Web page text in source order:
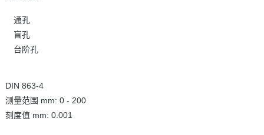
通孔
盲孔
台阶孔
DIN 863-4
测量范围 mm: 0 - 200
刻度值 mm: 0.001